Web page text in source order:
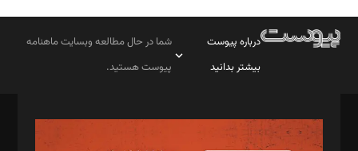
درباره پیوست
بیشتر بدانید
شما در حال مطالعه وبسایت ماهنامه
پیوست هستید.
مدیر مسئول: محمدباقر اثنی‌عشری